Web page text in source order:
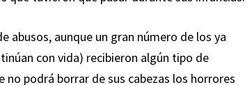
abusos, aunque un gran número de los ya
con vida) recibieron algún tipo de
podrá borrar de sus cabezas los horrores